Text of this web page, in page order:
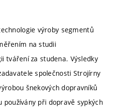
výroby segmentů
na studii
tváření za studena. Výsledky
společnosti Strojírny
šnekových dopravníků
používány při dopravě sypkých